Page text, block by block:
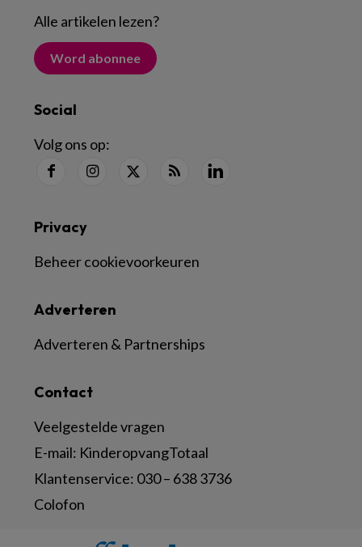
Alle artikelen lezen?
Word abonnee
Social
Volg ons op:
Contact
Veelgestelde vragen
E-mail: KinderopvangTotaal
Klantenservice: 030 – 638 3736
Colofon
Adverteren
Adverteren & Partnerships
Privacy
Beheer cookievoorkeuren